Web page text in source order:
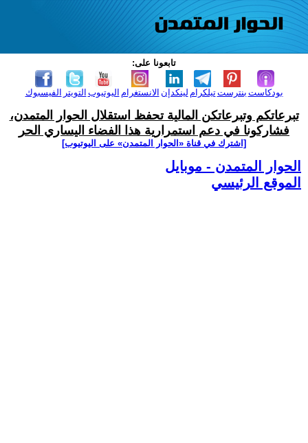
تابعونا على:
الفيسبوك التويتر اليوتيوب الانستغرام لينكدإن تيلكرامبنترست بودكاست
تبرعاتكم وتبرعاتكن المالية تحفظ استقلال الحوار المتمدن،
فشاركونا في دعم استمرارية هذا الفضاء اليساري الحر
[اشترك في قناة ‫«الحوار المتمدن» على اليوتيوب]
الحوار المتمدن - موبايل
الموقع الرئيسي